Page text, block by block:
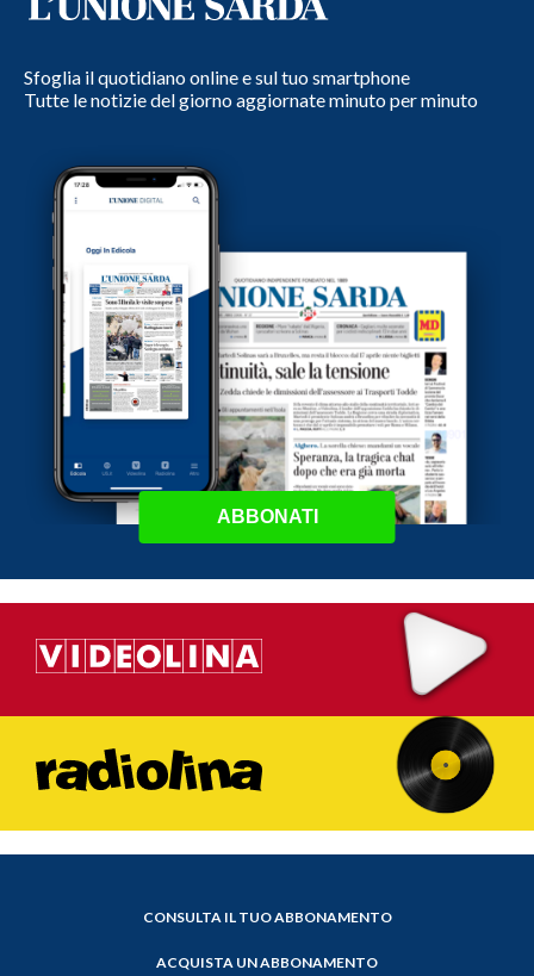
Sfoglia il quotidiano online e sul tuo smartphone
Tutte le notizie del giorno aggiornate minuto per minuto
ABBONATI
CONSULTA IL TUO ABBONAMENTO
ACQUISTA UN ABBONAMENTO